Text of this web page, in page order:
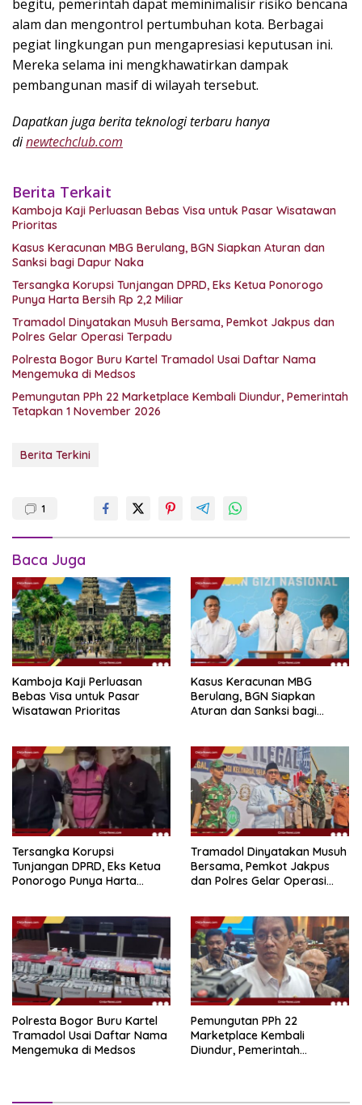
begitu, pemerintah dapat meminimalisir risiko bencana
alam dan mengontrol pertumbuhan kota. Berbagai
pegiat lingkungan pun mengapresiasi keputusan ini.
Mereka selama ini mengkhawatirkan dampak
pembangunan masif di wilayah tersebut.
Dapatkan juga berita teknologi terbaru hanya
dinewtechclub.com
Berita Terkait
Kamboja Kaji Perluasan Bebas Visa untuk Pasar Wisatawan
Prioritas
Kasus Keracunan MBG Berulang, BGN Siapkan Aturan dan
Sanksi bagi Dapur Naka
Tersangka Korupsi Tunjangan DPRD, Eks Ketua Ponorogo
Punya Harta Bersih Rp 2,2 Miliar
Tramadol Dinyatakan Musuh Bersama, Pemkot Jakpus dan
Polres Gelar Operasi Terpadu
Polresta Bogor Buru Kartel Tramadol Usai Daftar Nama
Mengemuka di Medsos
Pemungutan PPh 22 Marketplace Kembali Diundur, Pemerintah
Tetapkan 1 November 2026
Berita Terkini
1
Baca Juga
Kamboja Kaji Perluasan
Bebas Visa untuk Pasar
Wisatawan Prioritas
Kasus Keracunan MBG
Berulang, BGN Siapkan
Aturan dan Sanksi bagi
Tersangka Korupsi
Tunjangan DPRD, Eks Ketua
Ponorogo Punya Harta
Tramadol Dinyatakan Musuh
Bersama, Pemkot Jakpus
dan Polres Gelar Operasi
Polresta Bogor Buru Kartel
Tramadol Usai Daftar Nama
Mengemuka di Medsos
Pemungutan PPh 22
Marketplace Kembali
Diundur, Pemerintah